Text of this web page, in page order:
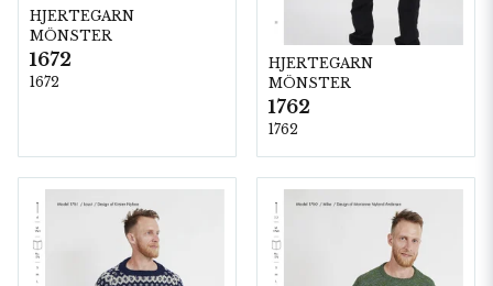
HJERTEGARN
MÖNSTER
1672
1672
HJERTEGARN
MÖNSTER
1762
1762